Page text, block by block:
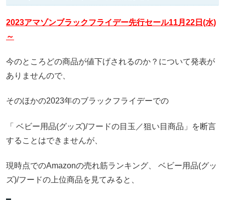
2023アマゾンブラックフライデー先行セール11月22日(水)
～
今のところどの商品が値下げされるのか？について発表が
ありませんので、
そのほかの2023年のブラックフライデーでの
「 ベビー用品(グッズ)/フードの目玉／狙い目商品」を断言
することはできませんが、
現時点でのAmazonの売れ筋ランキング、 ベビー用品(グッ
ズ)/フードの上位商品を見てみると、